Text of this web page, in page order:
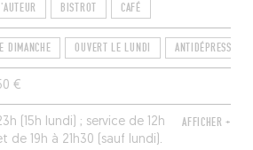
BISTROT CAFÉ
DIMANCHE OUVERT LE LUNDI ANTIDÉPRESSEUR
€
(15h lundi) ; service de 12h
de 19h à 21h30 (sauf lundi).
AFFICHER +